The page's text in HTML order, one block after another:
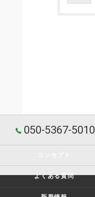
050-5367-5010
よくある質問